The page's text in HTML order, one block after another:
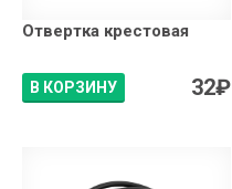
Отвертка крестовая
В КОРЗИНУ 32₽